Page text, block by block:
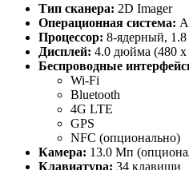
Тип сканера: 2D Imager
Операционная система:
Процессор: 8-ядерный,
Дисплей: 4.0 дюйма (480 x
Беспроводные
Wi-Fi
Bluetooth
4G LTE
GPS
NFC (опционально)
Камера: 13.0 Мп
Клавиатура: 34 клавиши